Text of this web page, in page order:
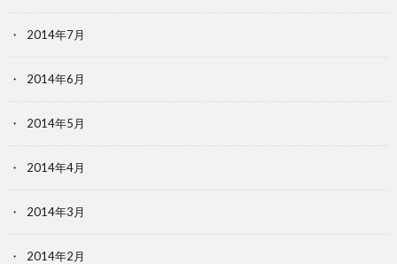
2014年7月
2014年6月
2014年5月
2014年4月
2014年3月
2014年2月